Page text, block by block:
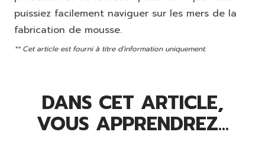
puissiez facilement naviguer sur les mers de la
fabrication de mousse.
** Cet article est fourni à titre d'information uniquement.
DANS CET ARTICLE,
VOUS APPRENDREZ...